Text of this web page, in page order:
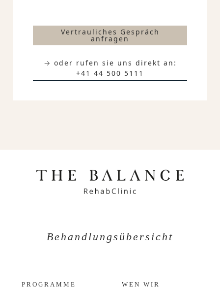
Vertrauliches Gespräch
anfragen
→ oder rufen sie uns direkt an:
+41 44 500 5111
Behandlungsübersicht
PROGRAMME
WEN WIR